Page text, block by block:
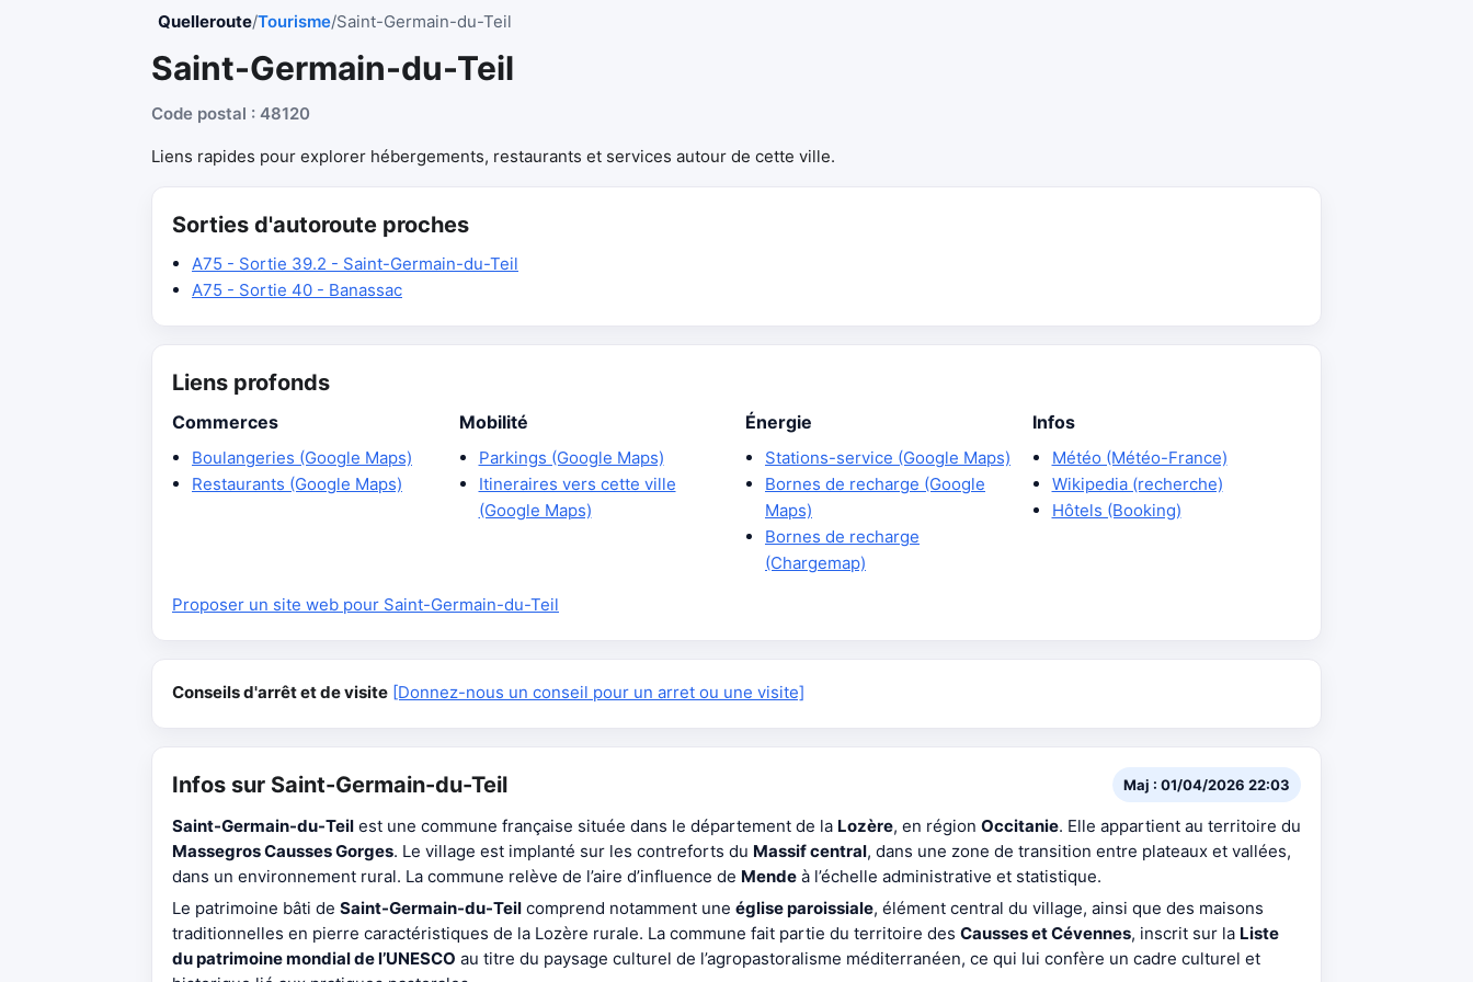
Quelleroute/Tourisme/Saint-Germain-du-Teil
Saint-Germain-du-Teil
Code postal : 48120
Liens rapides pour explorer hébergements, restaurants et services autour de cette ville.
Sorties d'autoroute proches
A75 - Sortie 39.2 - Saint-Germain-du-Teil
A75 - Sortie 40 - Banassac
Liens profonds
Commerces
Boulangeries (Google Maps)
Restaurants (Google Maps)
Mobilité
Parkings (Google Maps)
Itineraires vers cette ville
(Google Maps)
Énergie
Stations-service (Google Maps)
Bornes de recharge (Google
Maps)
Bornes de recharge
(Chargemap)
Infos
Météo (Météo-France)
Wikipedia (recherche)
Hôtels (Booking)
Proposer un site web pour Saint-Germain-du-Teil
Conseils d'arrêt et de visite [Donnez-nous un conseil pour un arret ou une visite]
Infos sur Saint-Germain-du-Teil Maj : 01/04/2026 22:03
Saint-Germain-du-Teil est une commune française située dans le département de la Lozère, en région Occitanie. Elle appartient au territoire du
Massegros Causses Gorges. Le village est implanté sur les contreforts du Massif central, dans une zone de transition entre plateaux et vallées,
dans un environnement rural. La commune relève de l’aire d’influence de Mende à l’échelle administrative et statistique.
Le patrimoine bâti de Saint-Germain-du-Teil comprend notamment une église paroissiale, élément central du village, ainsi que des maisons
traditionnelles en pierre caractéristiques de la Lozère rurale. La commune fait partie du territoire des Causses et Cévennes, inscrit sur la Liste
du patrimoine mondial de l’UNESCO au titre du paysage culturel de l’agropastoralisme méditerranéen, ce qui lui confère un cadre culturel et